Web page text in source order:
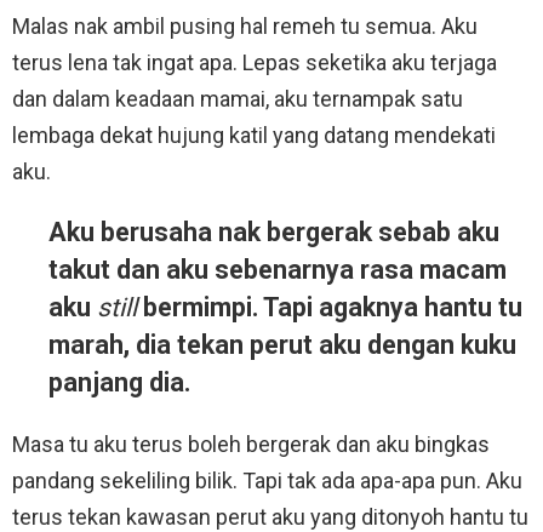
Malas nak ambil pusing hal remeh tu semua. Aku
terus lena tak ingat apa. Lepas seketika aku terjaga
dan dalam keadaan mamai, aku ternampak satu
lembaga dekat hujung katil yang datang mendekati
aku.
Aku berusaha nak bergerak sebab aku
takut dan aku sebenarnya rasa macam
aku stillbermimpi. Tapi agaknya hantu tu
marah, dia tekan perut aku dengan kuku
panjang dia.
Masa tu aku terus boleh bergerak dan aku bingkas
pandang sekeliling bilik. Tapi tak ada apa-apa pun. Aku
terus tekan kawasan perut aku yang ditonyoh hantu tu